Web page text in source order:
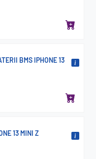
BMS IPHONE 13
13 MINI Z